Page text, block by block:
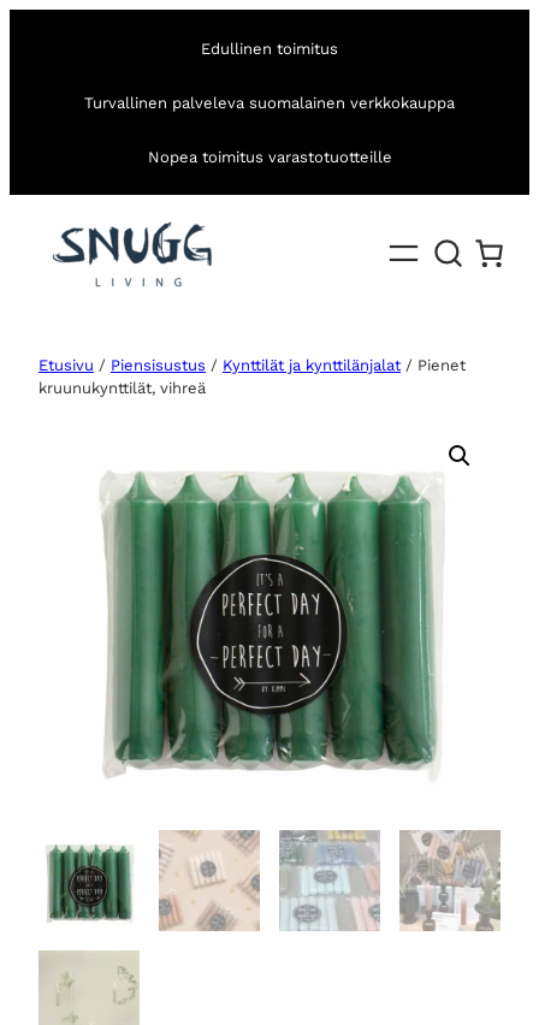
Edullinen toimitus
Turvallinen palveleva suomalainen verkkokauppa
Nopea toimitus varastotuotteille
Etusivu / Piensisustus / Kynttilät ja kynttilänjalat / Pienet
kruunukynttilät, vihreä